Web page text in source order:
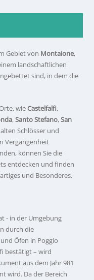
Gebiet von Montaione,
landschaftlichen
sind, in dem die
wieCastelfalfi,
,Santo Stefano,San
Schlösser und
Vergangenheit
können Sie die
entdecken und finden
und Besonderes.
- in der Umgebung
durch die
Öfen in Poggio
bestätigt – wird
aus dem Jahr 981
wird. Da der Bereich